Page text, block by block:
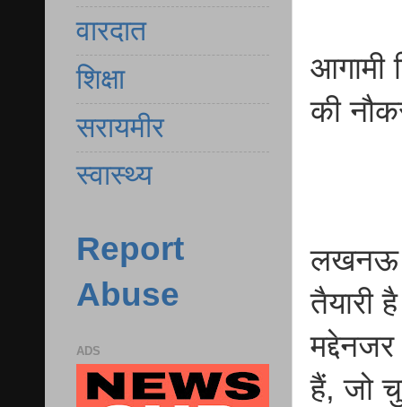
आगामी
की
लखनऊ
तैयारी
हैं, जो
वारदात
शिक्षा
सरायमीर
स्वास्थ्य
Report
Abuse
ADS